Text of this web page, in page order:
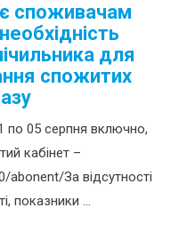
споживачам
для
спожитих
по 05 серпня включно,
кабінет –
За відсутності
показники ...